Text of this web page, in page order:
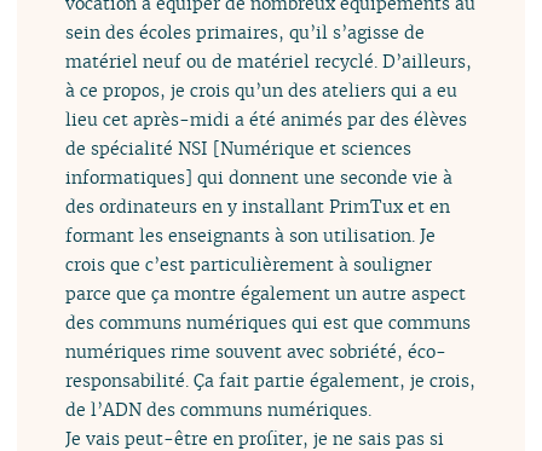
sein des écoles primaires, qu’il s’agisse de
matériel neuf ou de matériel recyclé. D’ailleurs,
à ce propos, je crois qu’un des ateliers qui a eu
lieu cet après-midi a été animés par des élèves
de spécialité NSI [Numérique et sciences
informatiques] qui donnent une seconde vie à
des ordinateurs en y installant PrimTux et en
formant les enseignants à son utilisation. Je
crois que c’est particulièrement à souligner
parce que ça montre également un autre aspect
des communs numériques qui est que communs
numériques rime souvent avec sobriété, éco-
responsabilité. Ça fait partie également, je crois,
de l’ADN des communs numériques.
Je vais peut-être en profiter, je ne sais pas si